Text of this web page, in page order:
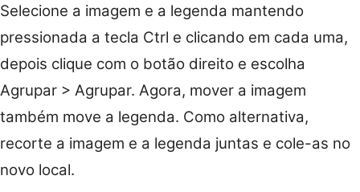
Selecione a imagem e a legenda mantendo
pressionada a tecla Ctrl e clicando em cada uma,
depois clique com o botão direito e escolha
Agrupar > Agrupar. Agora, mover a imagem
também move a legenda. Como alternativa,
recorte a imagem e a legenda juntas e cole-as no
novo local.